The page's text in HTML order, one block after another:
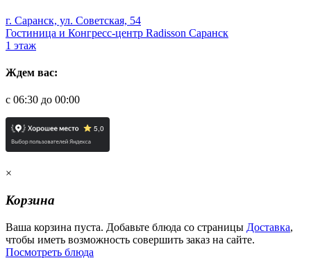
г. Саранск, ул. Советская, 54
Гостиница и Конгресс-центр Radisson Саранск
1 этаж
Ждем вас:
с 06:30 до 00:00
×
Корзина
Ваша корзина пуста. Добавьте блюда со страницы Доставка,
чтобы иметь возможность совершить заказ на сайте.
Посмотреть блюда